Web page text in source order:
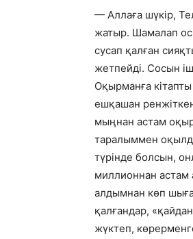
— Аллаға шүкір,
жатыр. Шамалап
сусап қалған
жетпейді. Сосын
Оқырманға
ешқашан
мыңнан астам
таралыммен
түрінде болсын,
миллионнан астам
алдымнан көп
қалғандар,
жүктеп,